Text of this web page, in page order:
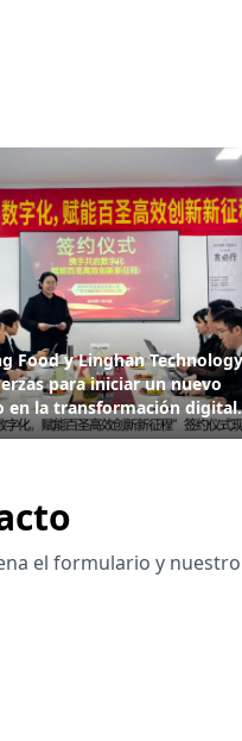
Food y Linghan Technology
para iniciar un nuevo
en la transformación digital.
el formulario y